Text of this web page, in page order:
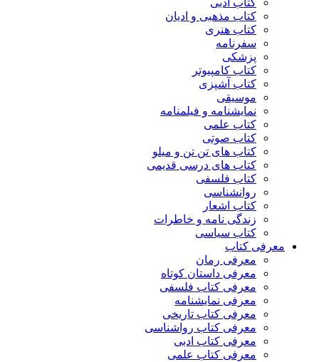
کتاب ادبی
کتاب مذهبی و ادیان
کتاب هنری
سفرنامه
پزشکی
کتاب کامپیوتر
کتاب آشپزی
موسیقی
نمایشنامه و فیلمنامه
کتاب علمی
کتاب صوتی
کتاب های تن تن و میلو
کتاب های درسی قدیمی
کتاب فلسفی
روانشناسی
کتاب اشعار
زندگی نامه و خاطرات
کتاب سیاسی
معرفی کتاب
معرفی رمان
معرفی داستان کوتاه
معرفی کتاب فلسفی
معرفی نمایشنامه
معرفی کتاب تاریخی
معرفی کتاب رواشناسی
معرفی کتاب ادبی
معرفی کتاب علمی